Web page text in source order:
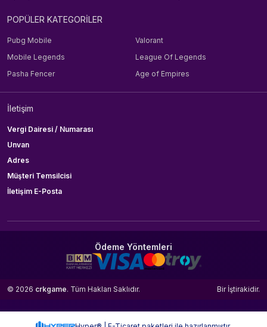
POPÜLER KATEGORİLER
Pubg Mobile
Valorant
Mobile Legends
League Of Legends
Pasha Fencer
Age of Empires
İletişim
Vergi Dairesi / Numarası
Unvan
Adres
Müşteri Temsilcisi
İletişim E-Posta
Ödeme Yöntemleri
© 2026 crkgame. Tüm Hakları Saklıdır. Bir İştirakidir.